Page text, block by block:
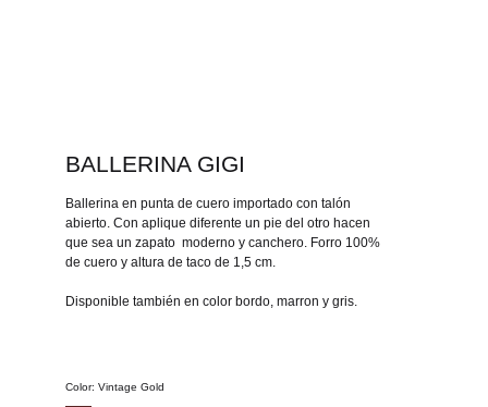
BALLERINA GIGI
Ballerina en punta de cuero importado con talón
abierto. Con aplique diferente un pie del otro hacen
que sea un zapato moderno y canchero. Forro 100%
de cuero y altura de taco de 1,5 cm.
Disponible también en color bordo, marron y gris.
Color: Vintage Gold